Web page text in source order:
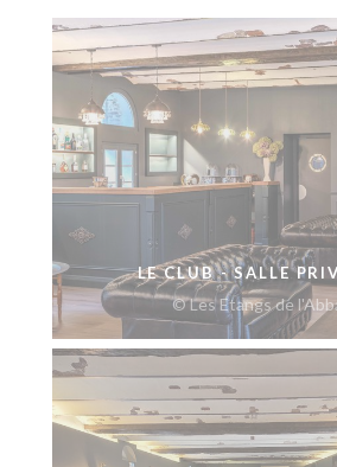
LE CLUB - SALLE
© Les Etangs de